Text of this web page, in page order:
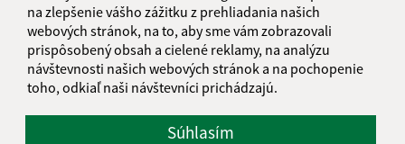
na zlepšenie vášho zážitku z prehliadania našich
webových stránok, na to, aby sme vám zobrazovali
prispôsobený obsah a cielené reklamy, na analýzu
návštevnosti našich webových stránok a na pochopenie
toho, odkiaľ naši návštevníci prichádzajú.
Súhlasím